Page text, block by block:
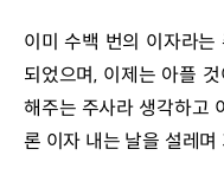
이미 수백 번의 이자라는
되었으며, 이제는 아플
해주는 주사라 생각하고
론 이자 내는 날을 설레